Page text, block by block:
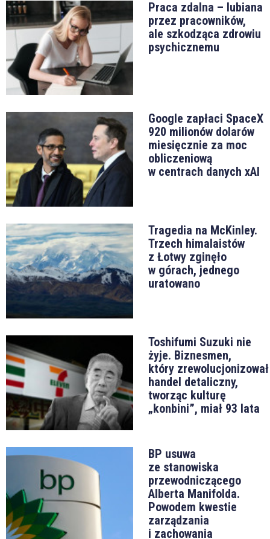
Praca zdalna – lubiana
przez pracowników,
ale szkodząca zdrowiu
psychicznemu
Google zapłaci SpaceX
920 milionów dolarów
miesięcznie za moc
obliczeniową
w centrach danych xAI
Tragedia na McKinley.
Trzech himalaistów
z Łotwy zginęło
w górach, jednego
uratowano
Toshifumi Suzuki nie
żyje. Biznesmen,
który zrewolucjonizował
handel detaliczny,
tworząc kulturę
„konbini”, miał 93 lata
BP usuwa
ze stanowiska
przewodniczącego
Alberta Manifolda.
Powodem kwestie
zarządzania
i zachowania